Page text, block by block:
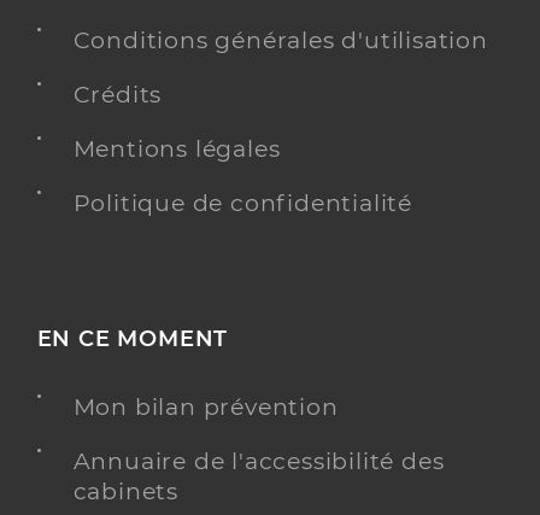
Conditions générales d'utilisation
Crédits
Mentions légales
Politique de confidentialité
EN CE MOMENT
Mon bilan prévention
Annuaire de l'accessibilité des
cabinets